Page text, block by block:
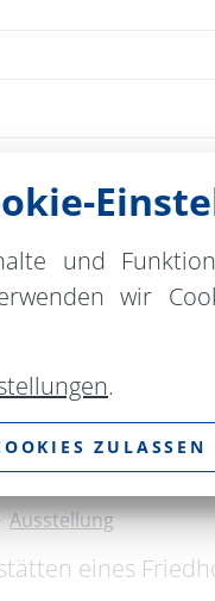
an
Ausstellung
eines
und
wir
.
ZULASSEN